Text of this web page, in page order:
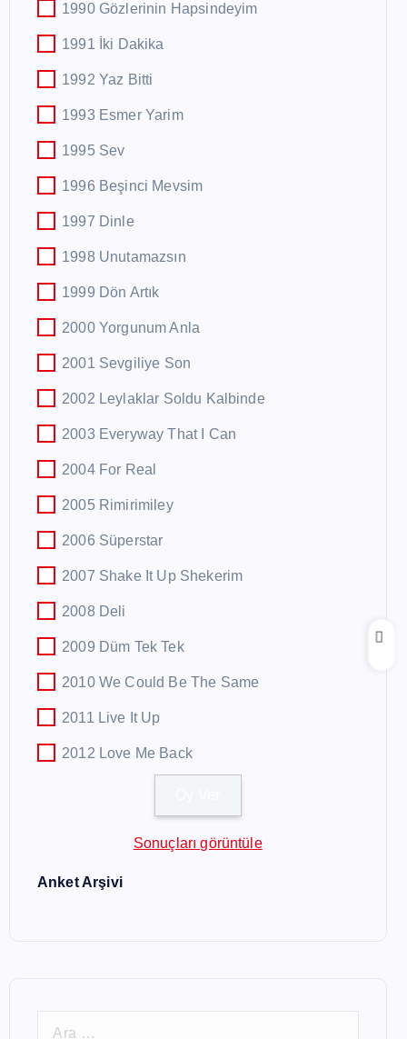
1990 Gözlerinin Hapsindeyim
1991 İki Dakika
1992 Yaz Bitti
1993 Esmer Yarim
1995 Sev
1996 Beşinci Mevsim
1997 Dinle
1998 Unutamazsın
1999 Dön Artık
2000 Yorgunum Anla
2001 Sevgiliye Son
2002 Leylaklar Soldu Kalbinde
2003 Everyway That I Can
2004 For Real
2005 Rimirimiley
2006 Süperstar
2007 Shake It Up Shekerim
2008 Deli
2009 Düm Tek Tek
2010 We Could Be The Same
2011 Live It Up
2012 Love Me Back
Sonuçları görüntüle
Anket Arşivi